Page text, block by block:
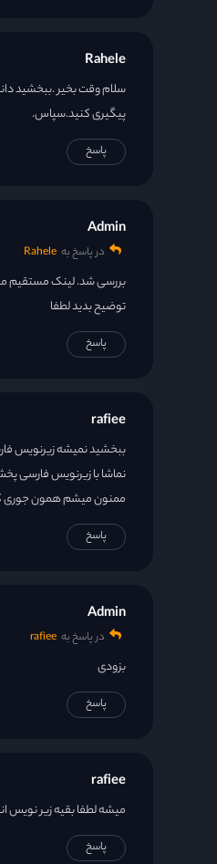
Rahele
سلام وقت بخیر .ببخشید
پیگیری کنید.سپاس.
پاسخ
Admin
در پاسخ به Rahele
بررسی شد. لینک مستقیم
توضیح بدید لطفا
پاسخ
rafiee
ببخشید نمیشه زیرنویس
نماشا با زیرنویس فارسی
ممنون میشم همون جوری
پاسخ
Admin
در پاسخ به rafiee
بزودی
پاسخ
rafiee
میشه لطفا بقیه زیر نویس
پاسخ